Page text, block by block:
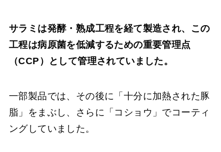
サラミは発酵・熟成工程を経て製造され、この
工程は病原菌を低減するための重要管理点
（CCP）として管理されていました。
一部製品では、その後に「十分に加熱された豚
脂」をまぶし、さらに「コショウ」でコーティ
ングしていました。